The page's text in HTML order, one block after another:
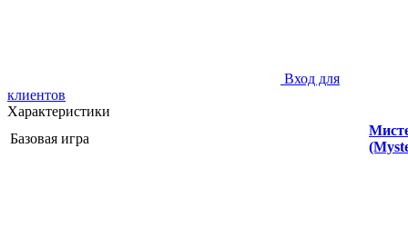
Вход для
клиентов
Характеристики
Базовая игра